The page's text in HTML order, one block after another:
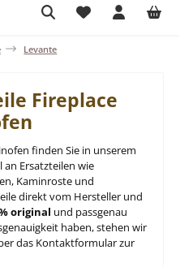
Du hast 0
Levante
Fireplace
finden Sie in unserem
Ersatzteilen wie
Kaminroste und
direkt vom Hersteller und
original und passgenau
haben, stehen wir
das Kontaktformular zur